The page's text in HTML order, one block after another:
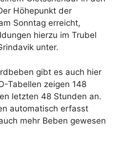
Höhepunkt der
Sonntag erreicht,
hierzu im Trubel
unter.
gibt es auch hier
Tabellen zeigen 148
letzten 48 Stunden an.
automatisch erfasst
mehr Beben gewesen